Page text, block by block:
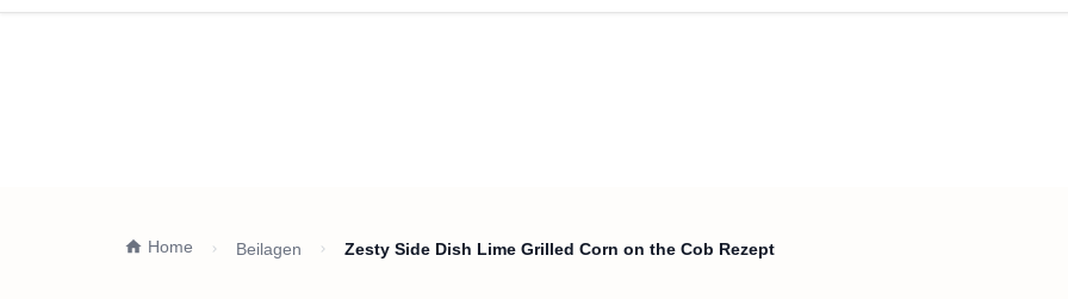
Home Beilagen Zesty Side Dish Lime Grilled Corn on the Cob Rezept